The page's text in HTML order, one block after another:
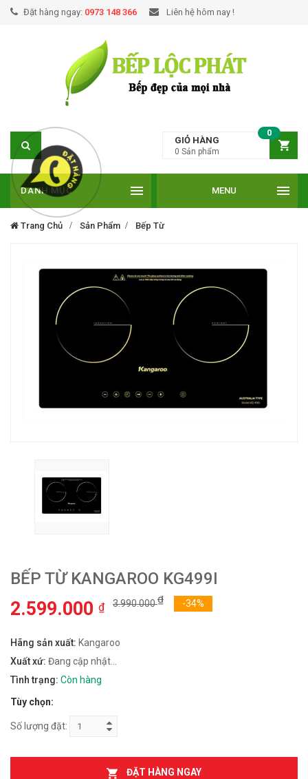
Đặt hàng ngay: 0973 148 366 Liên hệ hôm nay !
GIỎ HÀNG
0
0 Sản phẩm
DANH MỤC MENU
Trang Chủ Sản Phẩm Bếp Từ
BẾP TỪ KANGAROO KG499I
2.599.000 ₫ 3.990.000₫ -34%
Hãng sản xuất: Kangaroo
Xuất xứ: Đang cập nhật...
Tình trạng: Còn hàng
Tùy chọn:
Số lượng đặt:
ĐẶT HÀNG NGAY